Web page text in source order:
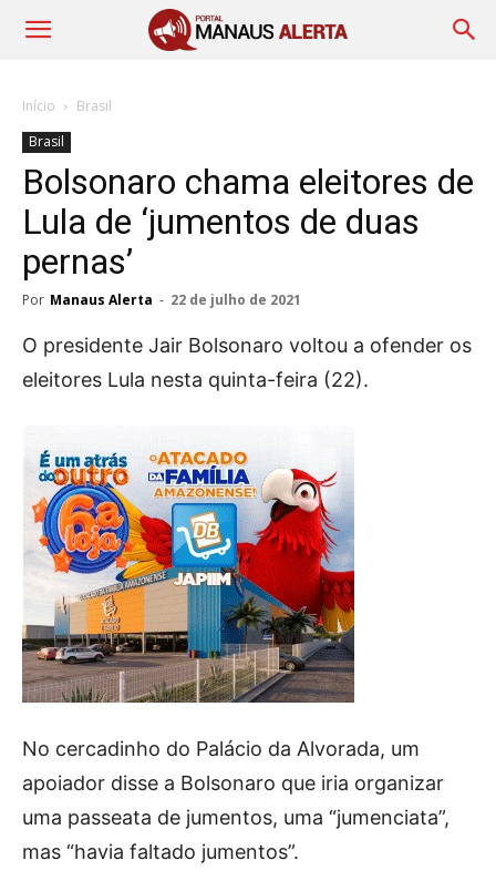
Início
Brasil
Brasil
Bolsonaro chama eleitores de
Lula de ‘jumentos de duas
pernas’
Por Manaus Alerta - 22 de julho de 2021
O presidente Jair Bolsonaro voltou a ofender os
eleitores Lula nesta quinta-feira (22).
No cercadinho do Palácio da Alvorada, um
apoiador disse a Bolsonaro que iria organizar
uma passeata de jumentos, uma “jumenciata”,
mas “havia faltado jumentos”.